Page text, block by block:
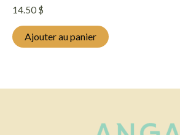
14.50 $
Ajouter au panier